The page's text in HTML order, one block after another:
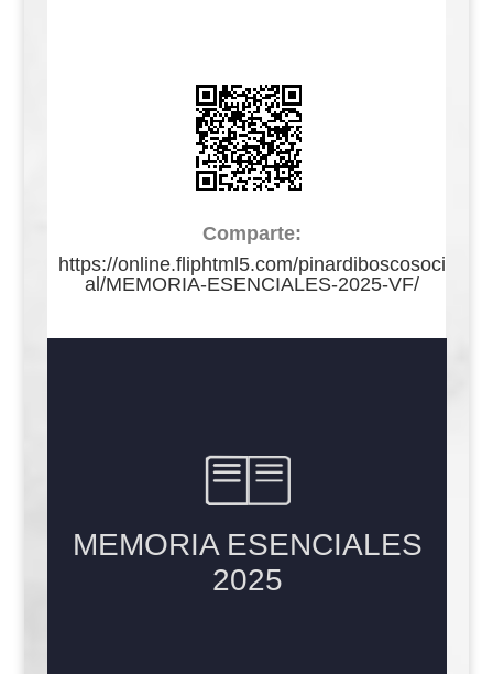
Comparte:
https://online.fliphtml5.com/pinardiboscosoci
al/MEMORIA-ESENCIALES-2025-VF/